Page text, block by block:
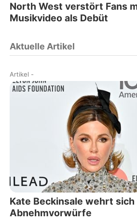
North West verstört Fans
Musikvideo als Debüt
Aktuelle Artikel
Artikel -
Kate Beckinsale wehrt
Abnehmvorwürfe